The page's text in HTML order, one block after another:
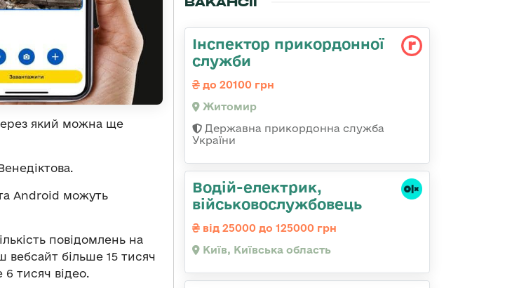
який можна ще
Android можуть
повідомлень на
більше 15 тисяч
тисяч відео.
Інспектор прикордонної
служби
до 20100 грн
Житомир
Державна прикордонна служба
України
Водій-електрик,
військовослужбовець
від 25000 до 125000 грн
Київ, Київська область